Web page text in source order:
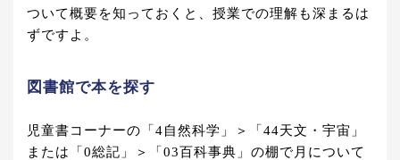
ついて概要を知っておくと、授業での理解も深まるは
ずですよ。
図書館で本を探す
児童書コーナーの「4自然科学」＞「44天文・宇宙」
または「0総記」＞「03百科事典」の棚で月について